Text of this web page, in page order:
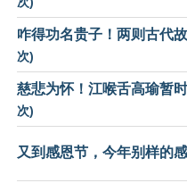
咋得功名贵子！两则古代
次)
慈悲为怀！江喉舌高瑜暂
次)
又到感恩节，今年别样的